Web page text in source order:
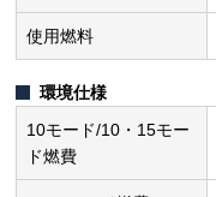
使用燃料
環境仕様
10モード/10・15モー
ド燃費